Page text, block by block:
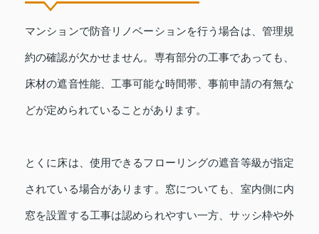
マンションで防音リノベーションを行う場合は、管理規
約の確認が欠かせません。専有部分の工事であっても、
床材の遮音性能、工事可能な時間帯、事前申請の有無な
どが定められていることがあります。
とくに床は、使用できるフローリングの遮音等級が指定
されている場合があります。窓についても、室内側に内
窓を設置する工事は認められやすい一方、サッシ枠や外